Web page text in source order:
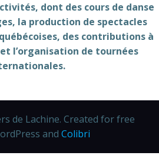
dont des cours de danse
la production de spectacles
des contributions à
l’organisation de tournées
de Lachine. Created for free
and Colibri